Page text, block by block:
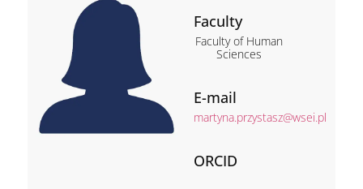
Faculty
Faculty of Human
Sciences
E-mail
martyna.przystasz@wsei.pl
ORCID